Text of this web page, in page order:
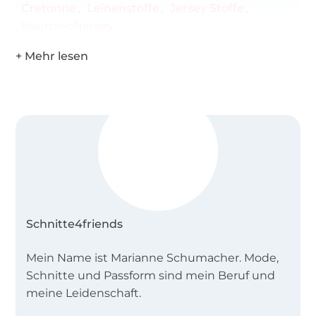
Schnitte4friends
Mein Name ist Marianne Schumacher. Mode,
Schnitte und Passform sind mein Beruf und
meine Leidenschaft.